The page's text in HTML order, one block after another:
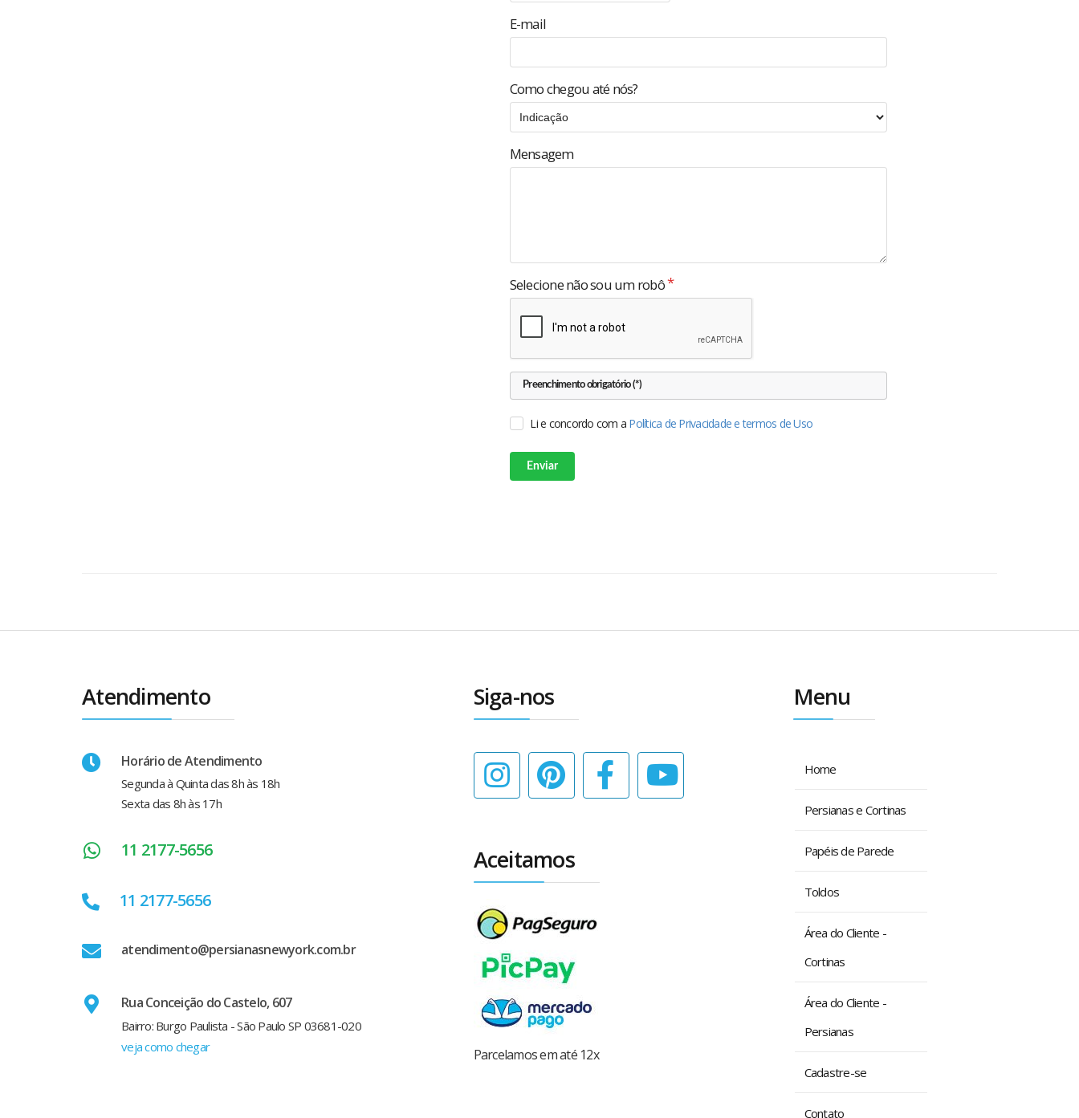
E-mail
Como chegou até nós?
Mensagem
Selecione não sou um robô
Preenchimento obrigatório (*)
Li e concordo com a Política de Privacidade e termos de Uso
Enviar
Atendimento
Horário de Atendimento
Segunda à Quinta das 8h às 18h
Sexta das 8h às 17h
11 2177-5656
11 2177-5656
atendimento@persianasnewyork.com.br
Rua Conceição do Castelo, 607
Bairro: Burgo Paulista - São Paulo SP 03681-020
veja como chegar
Siga-nos
Aceitamos
Parcelamos em até 12x
Menu
Home
Persianas e Cortinas
Papéis de Parede
Toldos
Área do Cliente -
Cortinas
Área do Cliente -
Persianas
Cadastre-se
Contato